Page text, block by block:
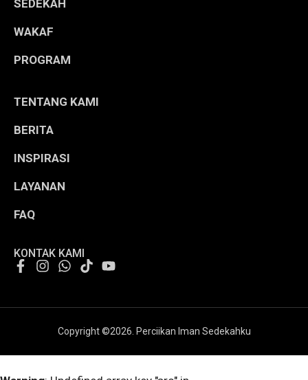
SEDEKAH
WAKAF
PROGRAM
TENTANG KAMI
BERITA
INSPIRASI
LAYANAN
FAQ
KONTAK KAMI
Copyright ©2026 . Perciikan Iman Sedekahku